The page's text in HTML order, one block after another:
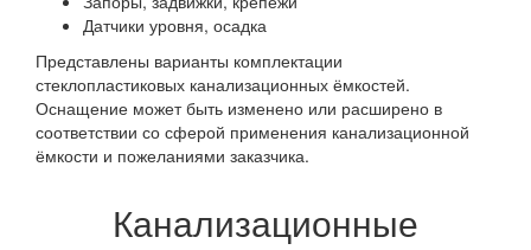
Датчики уровня, осадка
Представлены варианты комплектации
стеклопластиковых канализационных ёмкостей.
Оснащение может быть изменено или расширено в
соответствии со сферой применения канализационной
ёмкости и пожеланиями заказчика.
Канализационные